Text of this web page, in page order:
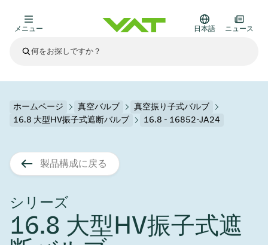
ニュース
日本語
メニュー
真空アイソレーションバルブ
その他製品
フランジコネクタとガスケット
モーションコンポーネント
VATエッジ溶接メタルベローズ
基板搬送
ディスプレイ製造
スパッタリング
医療・医薬品分野
科学機器
真空輸送
サブファブシステム
高エネルギー物理学
製品サービス
スペアパーツ
Presentations
ホームページ 真空バルブ
真空振り子式バルブ
16.8 大型HV振子式遮断バルブ
16.8 - 16852-JA24
製品構成に戻る
シリーズ
16.8 大型HV振子式遮